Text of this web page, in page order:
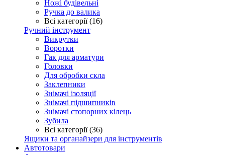
Ножі будівельні
Ручка до валика
Всі категорії (16)
Ручний інструмент
Викрутки
Воротки
Гак для арматури
Головки
Для обробки скла
Заклепники
Знімачі ізоляції
Знімачі підшипників
Знімачі стопорних кілець
Зубила
Всі категорії (36)
Ящики та органайзери для інструментів
Автотовари